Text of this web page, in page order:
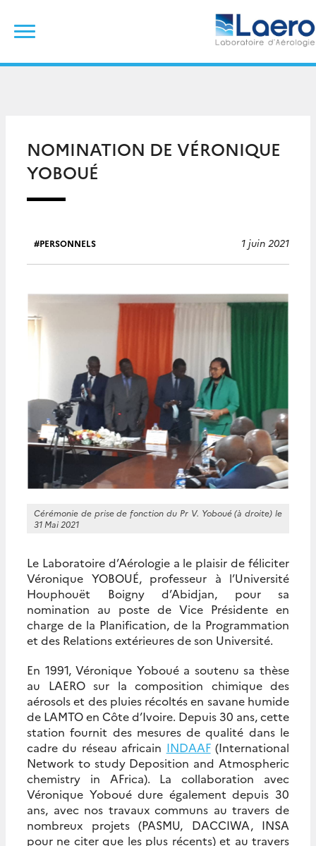
content
NOMINATION DE VÉRONIQUE
YOBOUÉ
PERSONNELS 1 juin 2021
Cérémonie de prise de fonction du Pr V. Yoboué (à droite) le
31 Mai 2021
Le Laboratoire d’Aérologie a le plaisir de féliciter
Véronique YOBOUÉ, professeur à l’Université
Houphouët Boigny d’Abidjan, pour sa
nomination au poste de Vice Présidente en
charge de la Planification, de la Programmation
et des Relations extérieures de son Université.
En 1991, Véronique Yoboué a soutenu sa thèse
au LAERO sur la composition chimique des
aérosols et des pluies récoltés en savane humide
de LAMTO en Côte d’Ivoire. Depuis 30 ans, cette
station fournit des mesures de qualité dans le
cadre du réseau africain INDAAF(International
Network to study Deposition and Atmospheric
chemistry in AFrica). La collaboration avec
Véronique Yoboué dure également depuis 30
ans, avec nos travaux communs au travers de
nombreux projets (PASMU, DACCIWA, INSA
pour ne citer que les plus récents) et au travers